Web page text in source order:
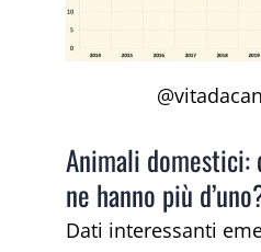
Animali
ne hanno più
Dati interessanti